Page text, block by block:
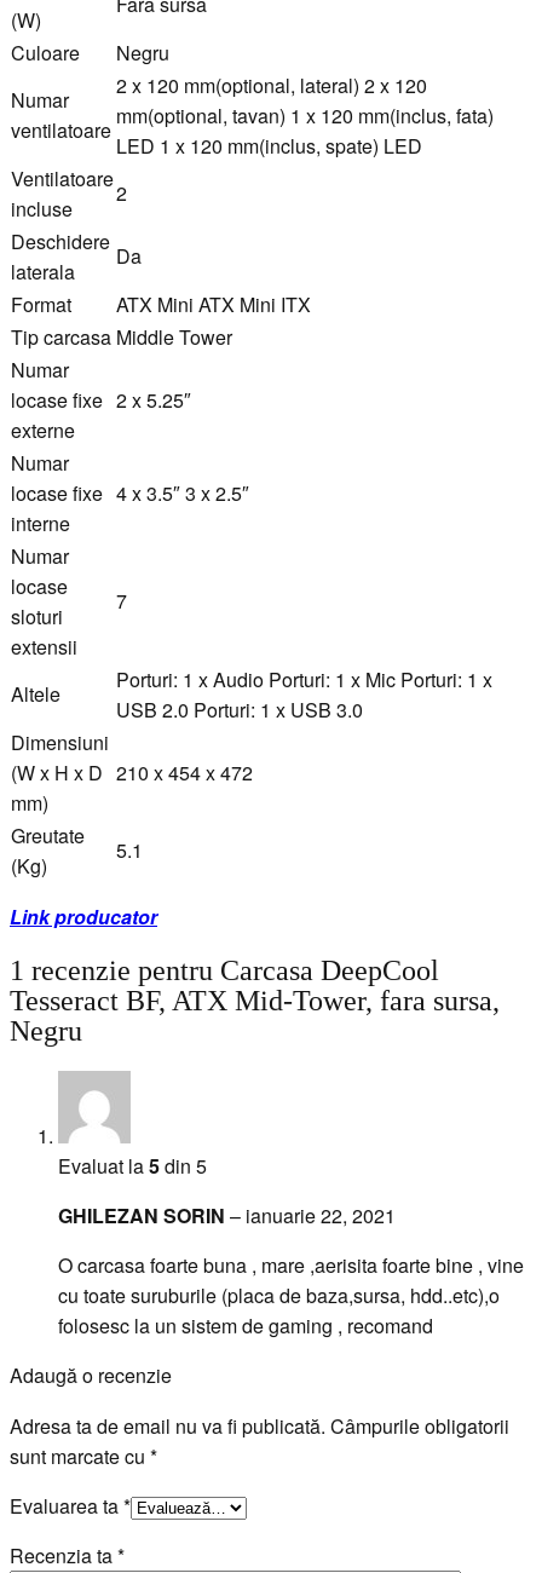
(W)
Culoare
Negru
Numar
ventilatoare
2 x 120 mm(optional, lateral) 2 x 120
mm(optional, tavan) 1 x 120 mm(inclus, fata)
LED 1 x 120 mm(inclus, spate) LED
Ventilatoare
incluse
2
Deschidere
laterala
Da
Format
ATX Mini ATX Mini ITX
Tip carcasa Middle Tower
Numar
locase fixe
externe
2 x 5.25″
Numar
locase fixe
interne
4 x 3.5″ 3 x 2.5″
Numar
locase
sloturi
extensii
7
Altele
Porturi: 1 x Audio Porturi: 1 x Mic Porturi: 1 x
USB 2.0 Porturi: 1 x USB 3.0
Dimensiuni
(W x H x D
mm)
210 x 454 x 472
Greutate
(Kg)
5.1
Link producator
1 recenzie pentru Carcasa DeepCool
Tesseract BF, ATX Mid-Tower, fara sursa,
Negru
Evaluat la5din 5
GHILEZAN SORIN – ianuarie 22, 2021
O carcasa foarte buna , mare ,aerisita foarte bine , vine
cu toate suruburile (placa de baza,sursa, hdd..etc),o
folosesc la un sistem de gaming , recomand
Adaugă o recenzie
Adresa ta de email nu va fi publicată. Câmpurile obligatorii
sunt marcate cu *
Evaluarea ta*
Recenzia ta*